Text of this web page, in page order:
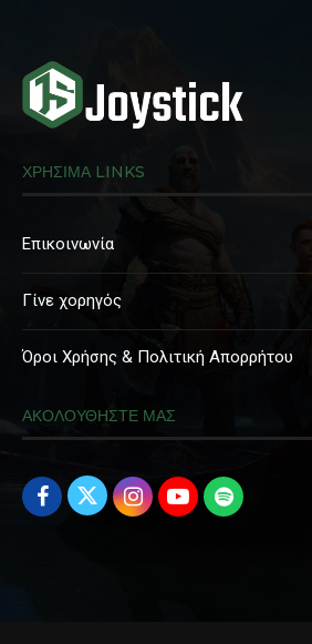
ΧΡΗΣΙΜΑ LINKS
Επικοινωνία
Γίνε χορηγός
Όροι Χρήσης & Πολιτική Απορρήτου
ΑΚΟΛΟΥΘΗΣΤΕ ΜΑΣ